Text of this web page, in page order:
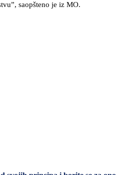
saopšteno je iz MO.